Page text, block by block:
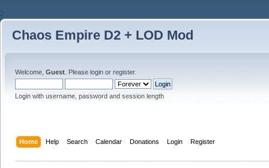
2
Chaos Empire D2 + LOD Mod
Welcome, Guest . Please login or register.
Login with username, password and session length
Home Help Search Calendar Donations Login Register